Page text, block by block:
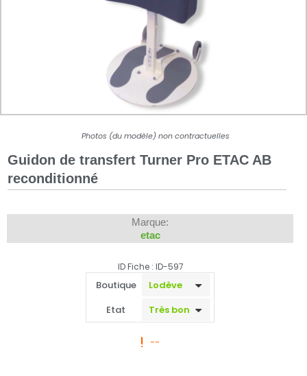
Photos (du modèle) non contractuelles
Guidon de transfert Turner Pro ETAC AB
reconditionné
Marque:
etac
ID Fiche : ID-597
Boutique
Etat
--